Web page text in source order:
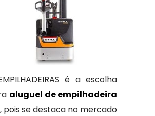
é a escolha
aluguel de empilhadeira
, pois se destaca no mercado